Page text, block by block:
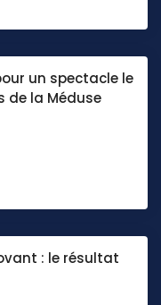
un spectacle le
de la Méduse
: le résultat